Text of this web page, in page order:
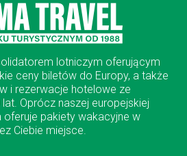
lotniczym oferującym
ceny biletów do Europy, a także
i rezerwacje hotelowe ze
Oprócz naszej europejskiej
oferuje pakiety wakacyjne w
Ciebie miejsce.